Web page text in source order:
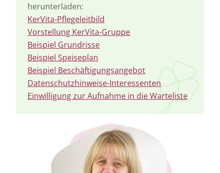
herunterladen:
KerVita-Pflegeleitbild
Vorstellung KerVita-Gruppe
Beispiel Grundrisse
Beispiel Speiseplan
Beispiel Beschäftigungsangebot
Datenschutzhinweise-Interessenten
Einwilligung zur Aufnahme in die Warteliste